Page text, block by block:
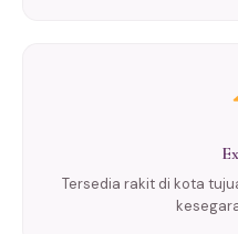
Tersedia rakit di kota